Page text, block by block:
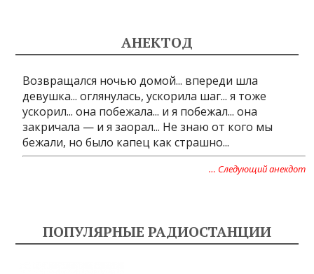
АНЕКТОД
Возвращался ночью домой... впереди шла
девушка... оглянулась, ускорила шаг... я тоже
ускорил... она побежала... и я побежал... она
закричала — и я заорал... Не знаю от кого мы
бежали, но было капец как страшно...
… Следующий анекдот
ПОПУЛЯРНЫЕ РАДИОСТАНЦИИ